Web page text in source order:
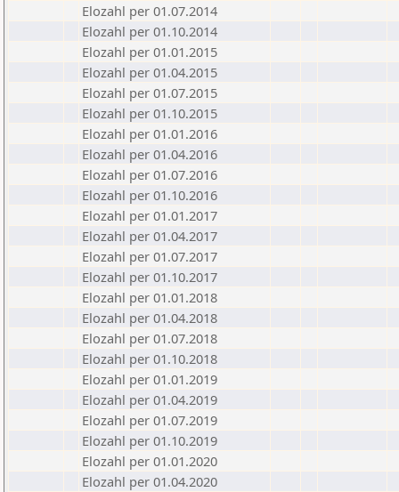
Elozahl per 01.07.2014
Elozahl per 01.10.2014
Elozahl per 01.01.2015
Elozahl per 01.04.2015
Elozahl per 01.07.2015
Elozahl per 01.10.2015
Elozahl per 01.01.2016
Elozahl per 01.04.2016
Elozahl per 01.07.2016
Elozahl per 01.10.2016
Elozahl per 01.01.2017
Elozahl per 01.04.2017
Elozahl per 01.07.2017
Elozahl per 01.10.2017
Elozahl per 01.01.2018
Elozahl per 01.04.2018
Elozahl per 01.07.2018
Elozahl per 01.10.2018
Elozahl per 01.01.2019
Elozahl per 01.04.2019
Elozahl per 01.07.2019
Elozahl per 01.10.2019
Elozahl per 01.01.2020
Elozahl per 01.04.2020